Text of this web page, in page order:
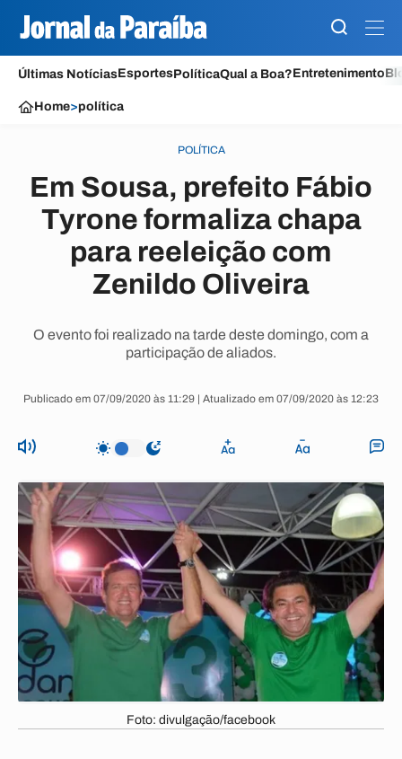
Últimas NotíciasEsportesPolíticaQual a Boa?Entretenimento
Home>política
POLÍTICA
Em Sousa, prefeito Fábio
Tyrone formaliza chapa
para reeleição com
Zenildo Oliveira
O evento foi realizado na tarde deste domingo, com a
participação de aliados.
Publicado em 07/09/2020 às 11:29 | Atualizado em 07/09/2020 às 12:23
Foto: divulgação/facebook